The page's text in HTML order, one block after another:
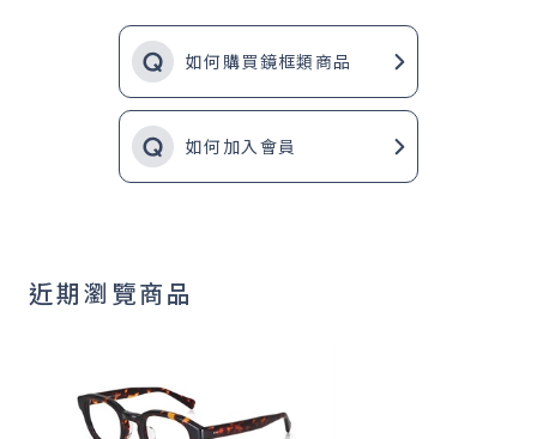
如何購買鏡框類商品
如何加入會員
近期瀏覽商品